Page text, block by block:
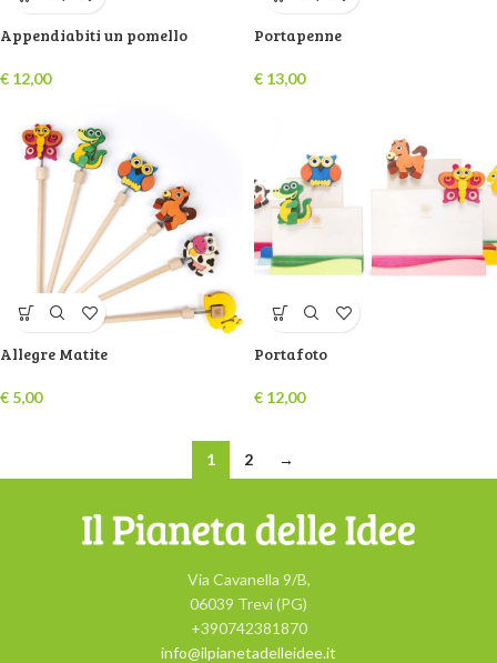
Appendiabiti un pomello
€ 12,00
Portapenne
€ 13,00
Allegre Matite
€ 5,00
Portafoto
€ 12,00
1 2 →
Via Cavanella 9/B,
06039 Trevi (PG)
+390742381870
info@ilpianetadelleidee.it